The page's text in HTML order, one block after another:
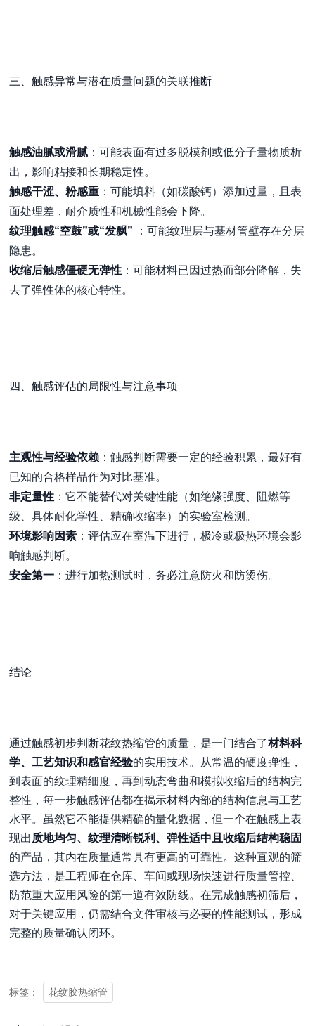
三、触感异常与潜在质量问题的关联推断
触感油腻或滑腻 ：可能表面有过多脱模剂或低分子量物质析
出，影响粘接和长期稳定性。
触感干涩、粉感重 ：可能填料（如碳酸钙）添加过量，且表
面处理差，耐介质性和机械性能会下降。
纹理触感“空鼓”或“发飘” ：可能纹理层与基材管壁存在分层
隐患。
收缩后触感僵硬无弹性 ：可能材料已因过热而部分降解，失
去了弹性体的核心特性。
四、触感评估的局限性与注意事项
主观性与经验依赖 ：触感判断需要一定的经验积累，最好有
已知的合格样品作为对比基准。
非定量性 ：它不能替代对关键性能（如绝缘强度、阻燃等
级、具体耐化学性、精确收缩率）的实验室检测。
环境影响因素 ：评估应在室温下进行，极冷或极热环境会影
响触感判断。
安全第一 ：进行加热测试时，务必注意防火和防烫伤。
结论
通过触感初步判断花纹热缩管的质量，是一门结合了材料科
学、工艺知识和感官经验的实用技术。从常温的硬度弹性，
到表面的纹理精细度，再到动态弯曲和模拟收缩后的结构完
整性，每一步触感评估都在揭示材料内部的结构信息与工艺
水平。虽然它不能提供精确的量化数据，但一个在触感上表
现出 质地均匀、纹理清晰锐利、弹性适中且收缩后结构稳固
的产品，其内在质量通常具有更高的可靠性。这种直观的筛
选方法，是工程师在仓库、车间或现场快速进行质量管控、
防范重大应用风险的第一道有效防线。在完成触感初筛后，
对于关键应用，仍需结合文件审核与必要的性能测试，形成
完整的质量确认闭环。
标签： 花纹胶热缩管